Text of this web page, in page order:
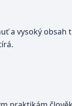
a vysoký obsah